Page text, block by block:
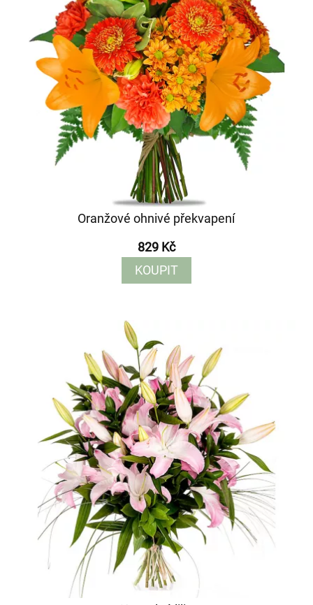
Oranžové ohnivé překvapení
829 Kč
KOUPIT